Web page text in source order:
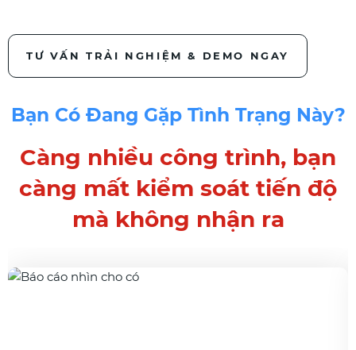
TƯ VẤN TRẢI NGHIỆM & DEMO NGAY
Bạn Có Đang Gặp Tình Trạng Này?
Càng nhiều công trình, bạn
càng mất kiểm soát tiến độ
mà không nhận ra